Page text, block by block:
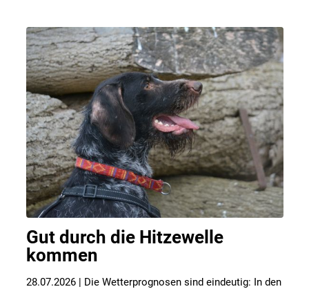
Gut durch die Hitzewelle
kommen
28.07.2026 | Die Wetterprognosen sind eindeutig: In den